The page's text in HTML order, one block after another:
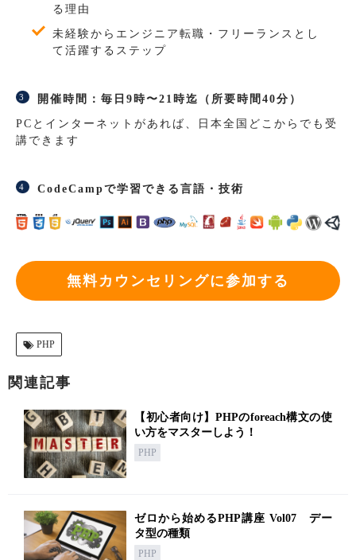
る理由
未経験からエンジニア転職・フリーランスとし
て活躍するステップ
開催時間：毎日9時〜21時迄（所要時間40分）
PCとインターネットがあれば、日本全国どこからでも受
講できます
CodeCampで学習できる言語・技術
無料カウンセリングに参加する
PHP
関連記事
【初心者向け】PHPのforeach構文の使
い方をマスターしよう！
PHP
ゼロから始めるPHP講座 Vol07 デー
タ型の種類
PHP